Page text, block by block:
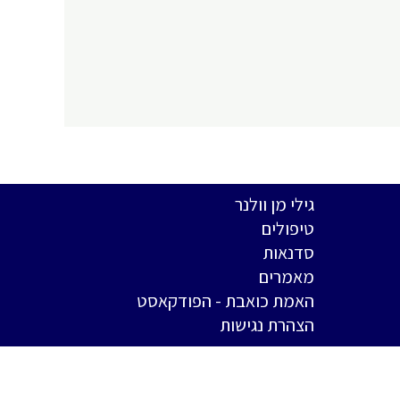
גילי מן וולנר
טיפולים
סדנאות
מאמרים
האמת כואבת - הפודקאסט
הצהרת נגישות